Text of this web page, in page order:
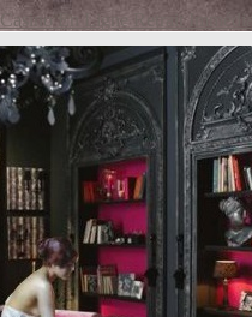
Casino En Ligne Retrait Immédiat